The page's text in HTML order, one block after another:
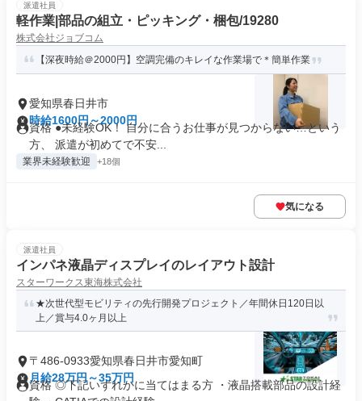
派遣社員
軽作業|部品の組立・ピッキング・梱包/19280
株式会社ジョブコム
【深夜時給＠2000円】空調完備のキレイな作業場で＊簡単作業
愛知県春日井市
時給1600円～2000円
資格 ●未経験OK！ 自分に合うお仕事が見つからない…という
方、 派遣が初めてで不安...
業界未経験歓迎 +18個
気になる
派遣社員
インパネ液晶ディスプレイのレイアウト設計
スターワークス東海株式会社
★次世代型モビリティの先行開発プロジェクト／年間休日120日以
上／賞与4.0ヶ月以上
〒486-0933愛知県春日井市愛知町
月給28万円～35万円
資格 ◎下記いずれかに当てはまる方 ・液晶搭載部品の設計経